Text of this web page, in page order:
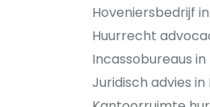
Hoveniersbedrijf
Huurrecht
Incassobureaus in
Juridisch advies in